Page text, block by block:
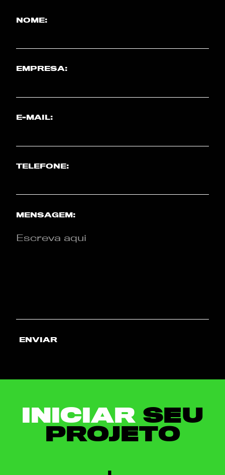
NOME:
EMPRESA:
E-MAIL:
TELEFONE:
MENSAGEM:
ENVIAR
INICIAR SEU
PROJETO